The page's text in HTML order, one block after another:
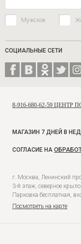
Мужское
СОЦИАЛЬНЫЕ СЕТИ
8-916-680-62-59 ЦЕНТР
МАГАЗИН 7 ДНЕЙ В
СОГЛАСИЕ НА
г. Москва, Ленинский
3-й этаж, северное крыло
Парковка бесплатная,
Посмотреть на карте